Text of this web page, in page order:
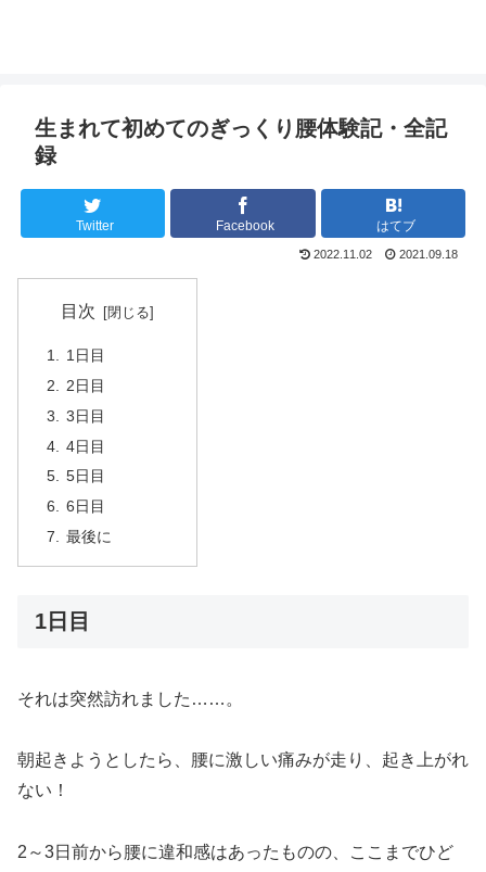
生まれて初めてのぎっくり腰体験記・全記
録
Twitter Facebook はてブ
2022.11.02 2021.09.18
目次
1日目
2日目
3日目
4日目
5日目
6日目
最後に
1日目
それは突然訪れました……。
朝起きようとしたら、腰に激しい痛みが走り、起き上がれ
ない！
2～3日前から腰に違和感はあったものの、ここまでひど